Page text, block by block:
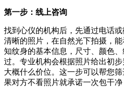
第一步：线上咨询
找到心仪的机构后，先通过电话
清晰的照片，在自然光下拍摄，
知纹身的基本信息，尺寸、颜色
过。专业机构会根据照片给出初步
大概什么价位。这一步可以帮您
果对方不看照片就承诺一次包干净